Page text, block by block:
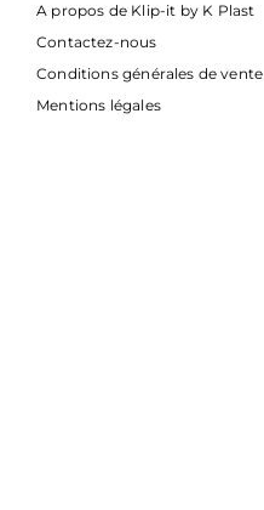
A propos de Klip-it by K Plast
Contactez-nous
Conditions générales de vente
Mentions légales